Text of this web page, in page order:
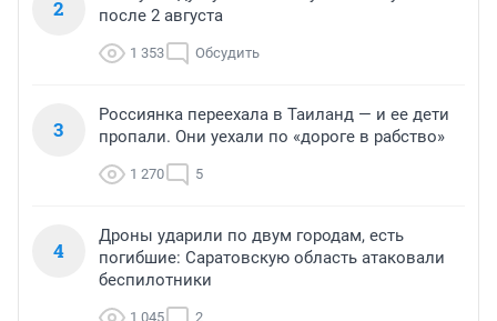
2
после 2 августа
1 353 Обсудить
3
Россиянка переехала в Таиланд — и ее дети
пропали. Они уехали по «дороге в рабство»
1 270 5
4
Дроны ударили по двум городам, есть
погибшие: Саратовскую область атаковали
беспилотники
1 045 2